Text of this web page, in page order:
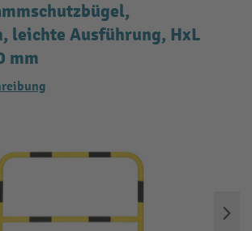
leichte Ausführung, HxL
mm